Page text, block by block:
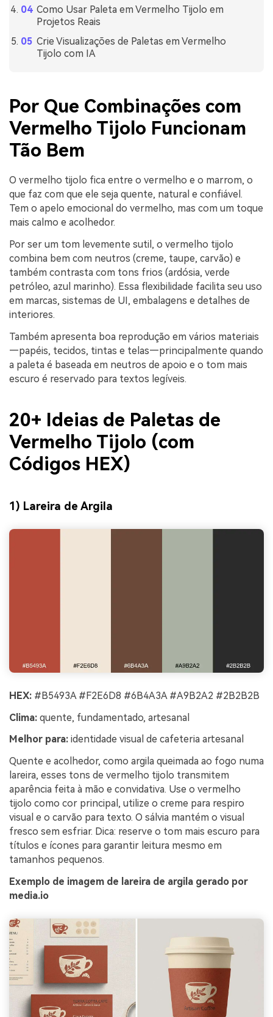
Como Usar Paleta em Vermelho Tijolo em
Projetos Reais
Crie Visualizações de Paletas em Vermelho
Tijolo com IA
Por Que Combinações com
Vermelho Tijolo Funcionam
Tão Bem
O vermelho tijolo fica entre o vermelho e o marrom, o
que faz com que ele seja quente, natural e confiável.
Tem o apelo emocional do vermelho, mas com um toque
mais calmo e acolhedor.
Por ser um tom levemente sutil, o vermelho tijolo
combina bem com neutros (creme, taupe, carvão) e
também contrasta com tons frios (ardósia, verde
petróleo, azul marinho). Essa flexibilidade facilita seu uso
em marcas, sistemas de UI, embalagens e detalhes de
interiores.
Também apresenta boa reprodução em vários materiais
—papéis, tecidos, tintas e telas—principalmente quando
a paleta é baseada em neutros de apoio e o tom mais
escuro é reservado para textos legíveis.
20+ Ideias de Paletas de
Vermelho Tijolo (com
Códigos HEX)
1) Lareira de Argila
HEX: #B5493A #F2E6D8 #6B4A3A #A9B2A2 #2B2B2B
Clima: quente, fundamentado, artesanal
Melhor para: identidade visual de cafeteria artesanal
Quente e acolhedor, como argila queimada ao fogo numa
lareira, esses tons de vermelho tijolo transmitem
aparência feita à mão e convidativa. Use o vermelho
tijolo como cor principal, utilize o creme para respiro
visual e o carvão para texto. O sálvia mantém o visual
fresco sem esfriar. Dica: reserve o tom mais escuro para
títulos e ícones para garantir leitura mesmo em
tamanhos pequenos.
Exemplo de imagem de lareira de argila gerado por
media.io